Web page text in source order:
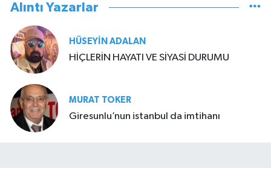
Alıntı Yazarlar
HÜSEYIN ADALAN
HİÇLERİN HAYATI VE SİYASİ DURUMU
MURAT TOKER
Giresunlu’nun istanbul da imtihanı